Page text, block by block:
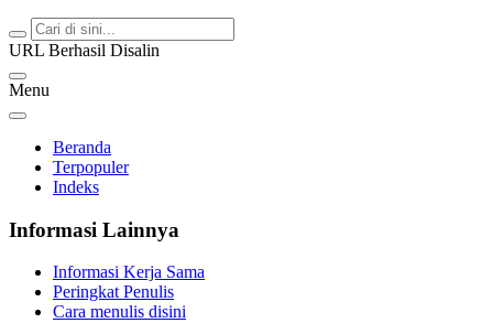
URL Berhasil Disalin
Menu
Beranda
Terpopuler
Indeks
Informasi Lainnya
Informasi Kerja Sama
Peringkat Penulis
Cara menulis disini